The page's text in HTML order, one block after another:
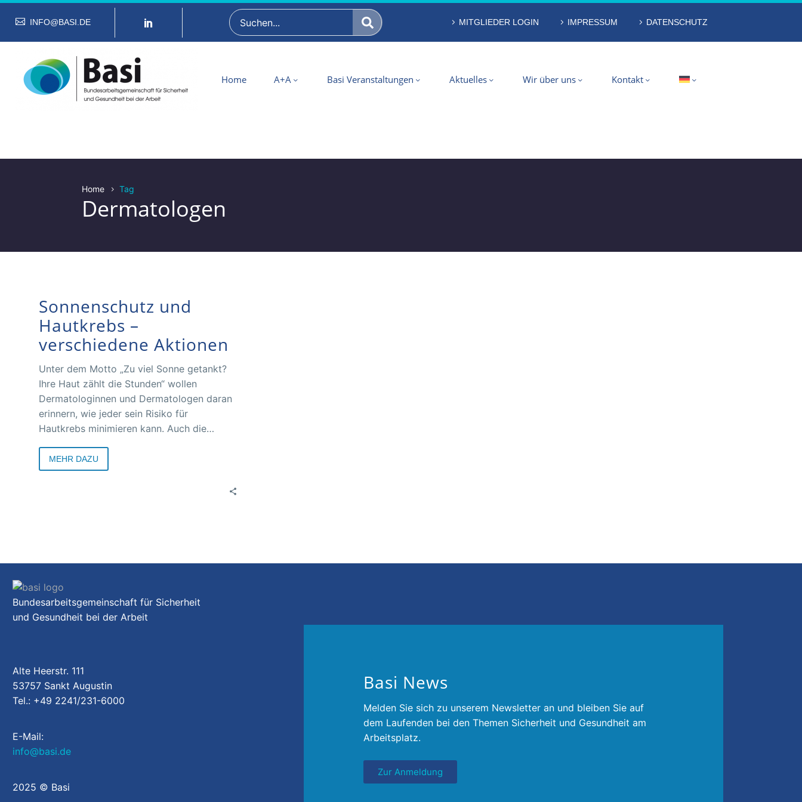
INFO@BASI.DE MITGLIEDER LOGIN IMPRESSUM DATENSCHUTZ
Home A+A Basi Veranstaltungen Aktuelles Wir über uns Kontakt
Home Tag
Dermatologen
Sonnenschutz und
Hautkrebs –
verschiedene Aktionen
Unter dem Motto „Zu viel Sonne getankt?
Ihre Haut zählt die Stunden“ wollen
Dermatologinnen und Dermatologen daran
erinnern, wie jeder sein Risiko für
Hautkrebs minimieren kann. Auch die
Gefahren der Sonne hin.
MEHR DAZU
Bundesarbeitsgemeinschaft für Sicherheit
und Gesundheit bei der Arbeit
Alte Heerstr. 111
53757 Sankt Augustin
Tel.: +49 2241/231-6000
E-Mail:
info@basi.de
2025 © Basi
Basi News
Melden Sie sich zu unserem Newsletter an und bleiben Sie auf
dem Laufenden bei den Themen Sicherheit und Gesundheit am
Arbeitsplatz.
Zur Anmeldung